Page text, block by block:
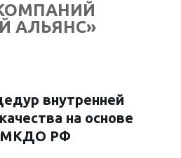
АЛЬЯНС»
внутренней
на основе
МКДО РФ